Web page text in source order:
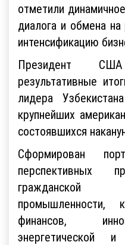
отметили
диалога и обмена
интенсификацию
Президент
результативные
лидера
крупнейших
состоявшихся
Cформирован
перспективных
гражданской
промышленности,
финансов,
энергетической